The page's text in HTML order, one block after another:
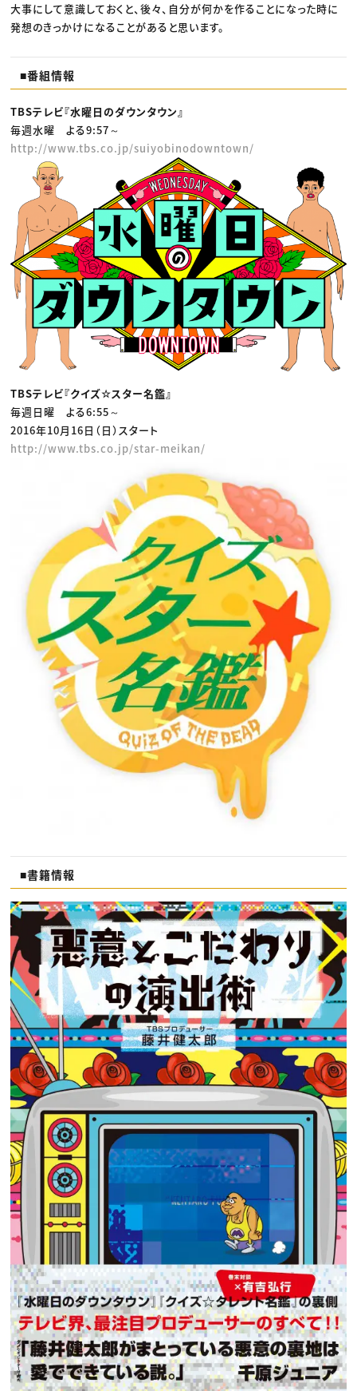
大事にして意識しておくと、後々、自分が何かを作ることになった時に
発想のきっかけになることがあると思います。
■番組情報
TBSテレビ『水曜日のダウンタウン』
毎週水曜 よる9:57～
http://www.tbs.co.jp/suiyobinodowntown/
TBSテレビ『クイズ☆スター名鑑』
毎週日曜 よる6:55～
2016年10月16日（日）スタート
http://www.tbs.co.jp/star-meikan/
■書籍情報